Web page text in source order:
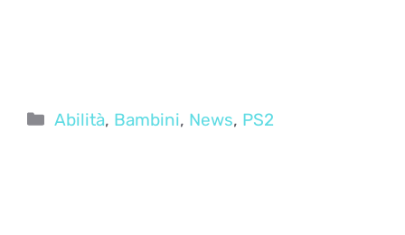
Categorie
Abilità, Bambini, News, PS2